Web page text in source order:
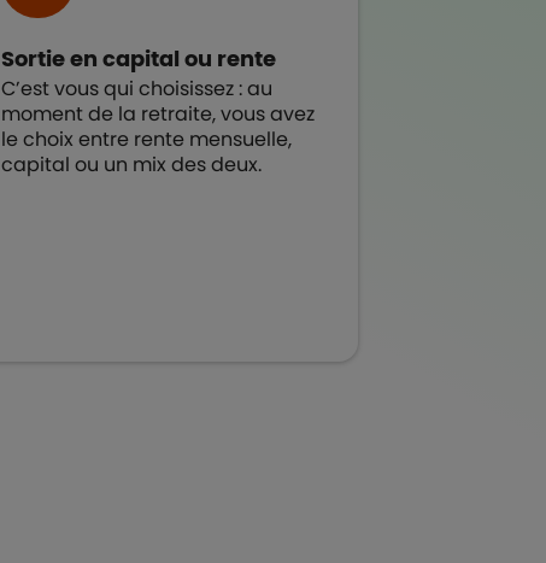
Sortie en capital ou rente
C’est vous qui choisissez : au
moment de la retraite, vous avez
le choix entre rente mensuelle,
capital ou un mix des deux.